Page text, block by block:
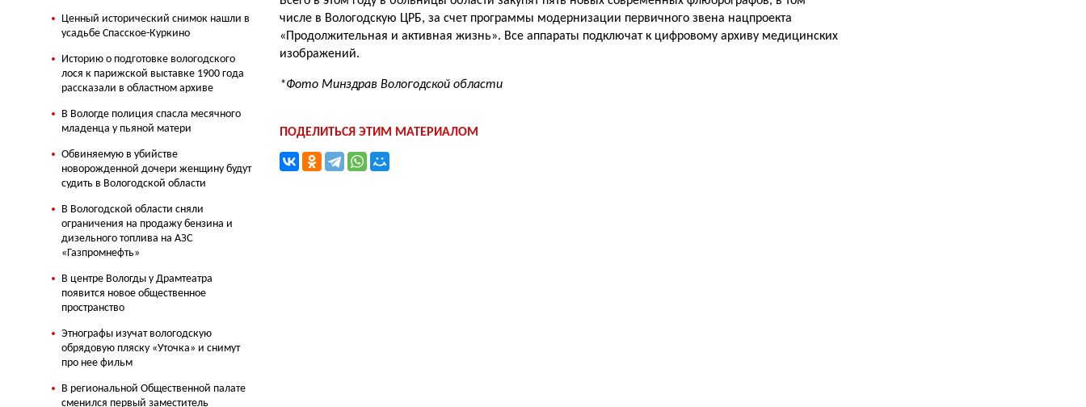
числе в Вологодскую ЦРБ, за счет программы модернизации первичного звена нацпроекта
«Продолжительная и активная жизнь». Все аппараты подключат к цифровому архиву медицинских
изображений.
*Фото Минздрав Вологодской области
ПОДЕЛИТЬСЯ ЭТИМ МАТЕРИАЛОМ
Ценный исторический снимок нашли в
усадьбе Спасское-Куркино
Историю о подготовке вологодского
лося к парижской выставке 1900 года
рассказали в областном архиве
В Вологде полиция спасла месячного
младенца у пьяной матери
Обвиняемую в убийстве
новорожденной дочери женщину будут
судить в Вологодской области
В Вологодской области сняли
ограничения на продажу бензина и
дизельного топлива на АЗС
«Газпромнефть»
В центре Вологды у Драмтеатра
появится новое общественное
пространство
Этнографы изучат вологодскую
обрядовую пляску «Уточка» и снимут
про нее фильм
В региональной Общественной палате
сменился первый заместитель